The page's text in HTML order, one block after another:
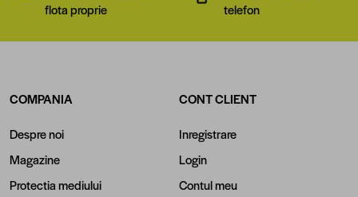
flota proprie
telefon
COMPANIA
Despre noi
Magazine
Protectia mediului
CONT CLIENT
Inregistrare
Login
Contul meu